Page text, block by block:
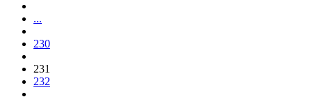
...
230
231
232